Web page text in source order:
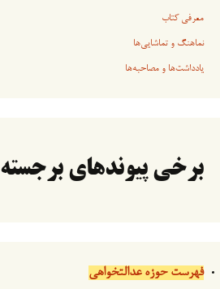
معرفی کتاب
نماهنگ و تماشایی‌ها
یادداشت‌ها و مصاحبه‌ها
برخی پیوندهای برجسته
فهرست حوزه عدالتخواهی